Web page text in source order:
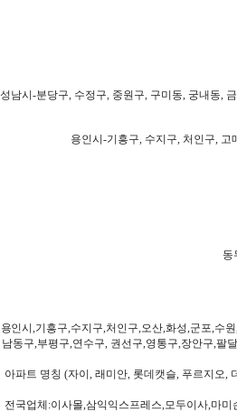
성남시-분당구, 수정구, 중원구, 구미동, 궁내동,
용인시-기흥구, 수지구, 처인구,
동
용인시,기흥구,수지구,처인구,오산,화성,군포,수
남동구,부평구,연수구, 권선구,영통구,장안구,팔
아파트 명칭 (자이, 래미안, 롯데캣슬, 푸르지오,
전국업체:이사몰,삼익익스프레스,모두이사,마